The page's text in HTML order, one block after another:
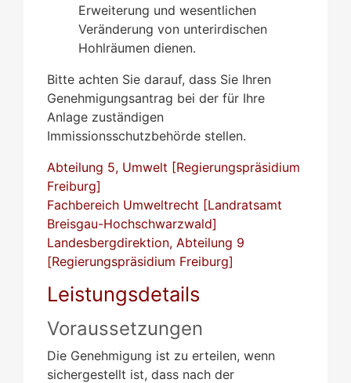
Erweiterung und wesentlichen
Veränderung von unterirdischen
Hohlräumen dienen.
Bitte achten Sie darauf, dass Sie Ihren
Genehmigungsantrag bei der für Ihre
Anlage zuständigen
Immissionsschutzbehörde stellen.
Abteilung 5, Umwelt [Regierungspräsidium
Freiburg]
Fachbereich Umweltrecht [Landratsamt
Breisgau-Hochschwarzwald]
Landesbergdirektion, Abteilung 9
[Regierungspräsidium Freiburg]
Leistungsdetails
Voraussetzungen
Die Genehmigung ist zu erteilen, wenn
sichergestellt ist, dass nach der